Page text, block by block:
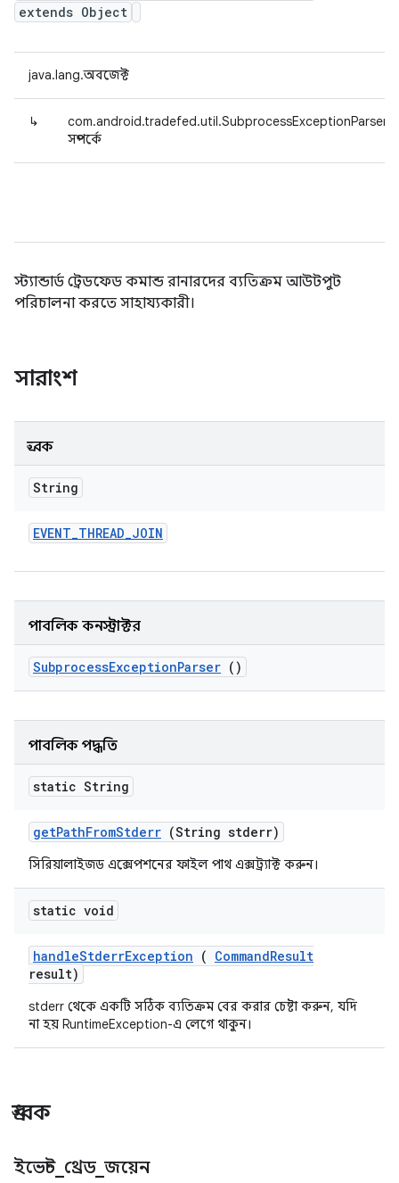
extends Object
java.lang.অবজেক্ট
↳
com.android.tradefed.util.SubprocessExceptionParser
সম্পর্কে
স্ট্যান্ডার্ড ট্রেডফেড কমান্ড রানারদের ব্যতিক্রম আউটপুট
পরিচালনা করতে সাহায্যকারী।
সারাংশ
ধ্রুবক
String
EVENT_THREAD_JOIN
পাবলিক কনস্ট্রাক্টর
SubprocessExceptionParser ()
পাবলিক পদ্ধতি
static String
getPathFromStderr (String stderr)
সিরিয়ালাইজড এক্সেপশনের ফাইল পাথ এক্সট্র্যাক্ট করুন।
static void
handleStderrException ( CommandResult
result)
stderr থেকে একটি সঠিক ব্যতিক্রম বের করার চেষ্টা করুন, যদি
না হয় RuntimeException-এ লেগে থাকুন।
ধ্রুবক
ইভেন্ট_ থ্রেড_ জয়েন